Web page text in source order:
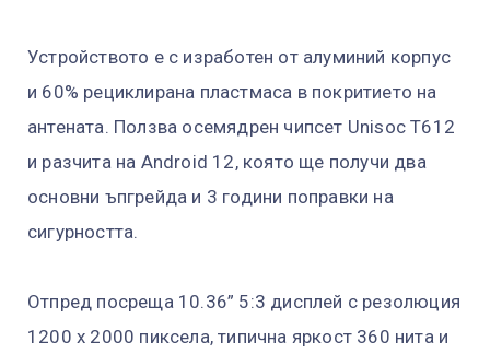
Устройството е с изработен от алуминий корпус
и 60% рециклирана пластмаса в покритието на
антената. Ползва осемядрен чипсет Unisoc T612
и разчита на Android 12, която ще получи два
основни ъпгрейда и 3 години поправки на
сигурността.
Отпред посреща 10.36” 5:3 дисплей с резолюция
1200 х 2000 пиксела, типична яркост 360 нита и